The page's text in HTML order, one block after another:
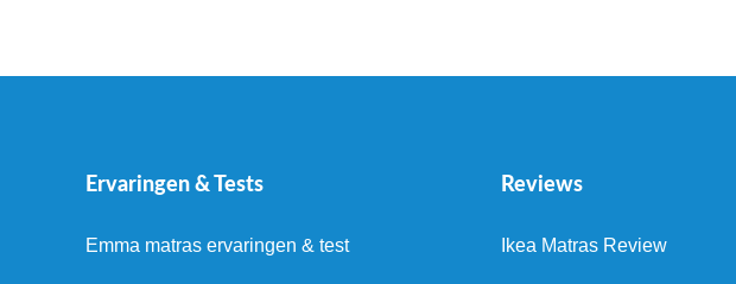
Ervaringen & Tests
Emma matras ervaringen & test
Reviews
Ikea Matras Review